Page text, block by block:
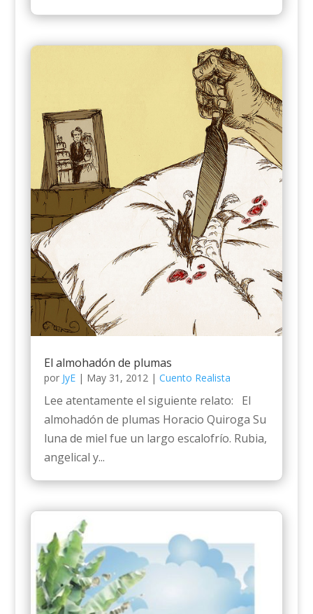
El almohadón de plumas
por JyE| May 31, 2012| Cuento Realista
Lee atentamente el siguiente relato: El
almohadón de plumas Horacio Quiroga Su
luna de miel fue un largo escalofrío. Rubia,
angelical y...